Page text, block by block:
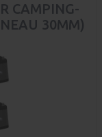
CAMPING-
30MM)